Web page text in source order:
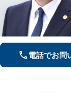
電話でお問